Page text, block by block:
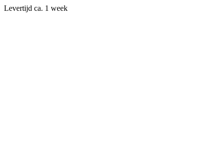
Levertijd ca. 1 week